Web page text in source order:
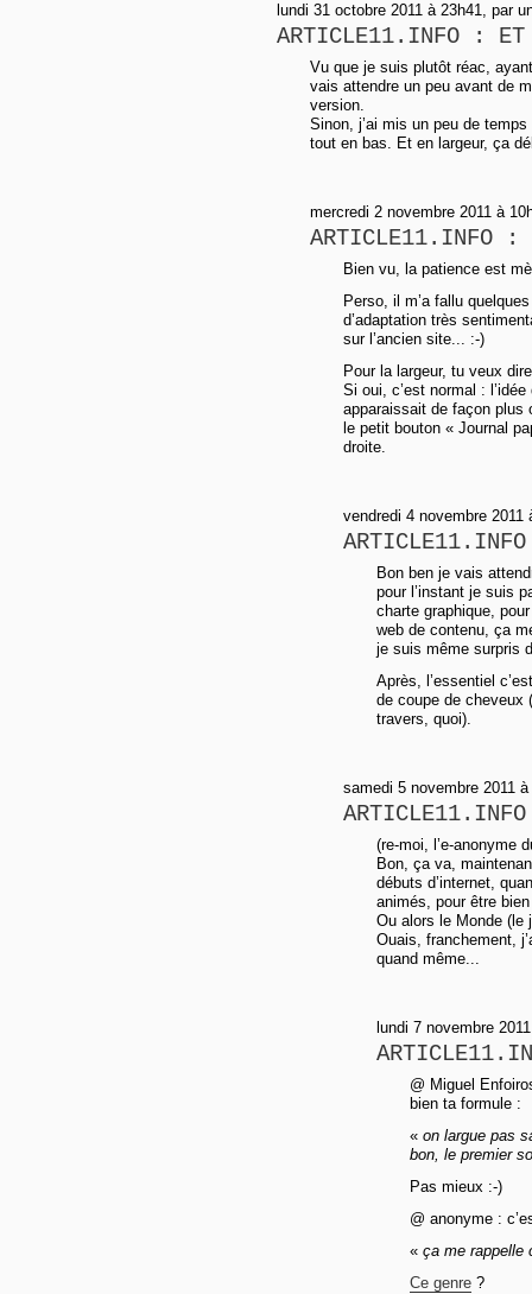
lundi 31 octobre 2011 à 23h41, par
ARTICLE11.INFO : ET
Vu que je suis plutôt réac,
vais attendre un peu avant de
version.
Sinon, j’ai mis un peu de
tout en bas. Et en largeur, ça
mercredi 2 novembre 2011 à
ARTICLE11.INFO :
Bien vu, la patience est
Perso, il m’a fallu
d’adaptation très
sur l’ancien site... :-)
Pour la largeur, tu veux
Si oui, c’est normal :
apparaissait de façon plus
le petit bouton « Journal
droite.
vendredi 4 novembre
Bon ben je vais
pour l’instant je suis
charte graphique,
web de contenu, ça
je suis même surpris
Après, l’essentiel
de coupe de cheveux
travers, quoi).
samedi 5 novembre 2011
(re-moi, l’e-anonyme
Bon, ça va,
débuts d’internet,
animés, pour être
Ou alors le Monde (le
Ouais, franchement,
quand même...
lundi 7 novembre
@ Miguel
bien ta formule :
« on largue pas
bon, le premier
Pas mieux :-)
@ anonyme :
« ça me rappelle
Ce genre ?